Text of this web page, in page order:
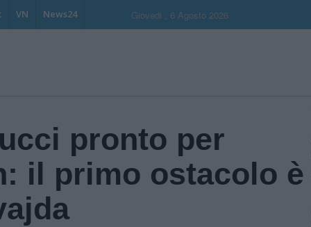
VN News24 Giovedi , 6 Agosto 2026
pronto per
il primo ostacolo è